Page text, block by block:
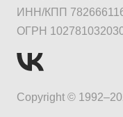
ИНН/КПП
ОГРН
Copyright ©